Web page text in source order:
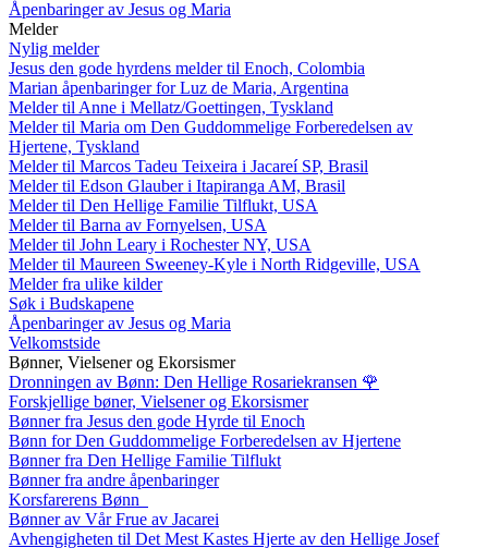
Åpenbaringer av Jesus og Maria
Melder
Nylig melder
Jesus den gode hyrdens melder til Enoch, Colombia
Marian åpenbaringer for Luz de Maria, Argentina
Melder til Anne i Mellatz/Goettingen, Tyskland
Melder til Maria om Den Guddommelige Forberedelsen av
Hjertene, Tyskland
Melder til Marcos Tadeu Teixeira i Jacareí SP, Brasil
Melder til Edson Glauber i Itapiranga AM, Brasil
Melder til Den Hellige Familie Tilflukt, USA
Melder til Barna av Fornyelsen, USA
Melder til John Leary i Rochester NY, USA
Melder til Maureen Sweeney-Kyle i North Ridgeville, USA
Melder fra ulike kilder
Søk i Budskapene
Åpenbaringer av Jesus og Maria
Velkomstside
Bønner, Vielsener og Ekorsismer
Dronningen av Bønn: Den Hellige Rosariekransen 🌹
Forskjellige bøner, Vielsener og Ekorsismer
Bønner fra Jesus den gode Hyrde til Enoch
Bønn for Den Guddommelige Forberedelsen av Hjertene
Bønner fra Den Hellige Familie Tilflukt
Bønner fra andre åpenbaringer
Korsfarerens Bønn
Bønner av Vår Frue av Jacarei
Avhengigheten til Det Mest Kastes Hjerte av den Hellige Josef